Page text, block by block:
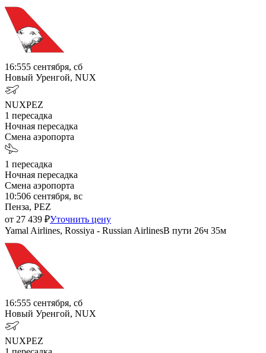
16:555 сентября, сб
Новый Уренгой, NUX
NUXPEZ
1 пересадка
Ночная пересадка
Смена аэропорта
1 пересадка
Ночная пересадка
Смена аэропорта
10:506 сентября, вс
Пенза, PEZ
от 27 439 ₽Уточнить цену
Yamal Airlines, Rossiya - Russian AirlinesВ пути 26ч 35м
16:555 сентября, сб
Новый Уренгой, NUX
NUXPEZ